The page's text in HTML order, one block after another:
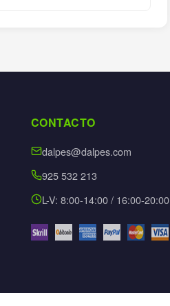
CONTACTO
dalpes@dalpes.com
925 532 213
L-V: 8:00-14:00 / 16:00-20:00